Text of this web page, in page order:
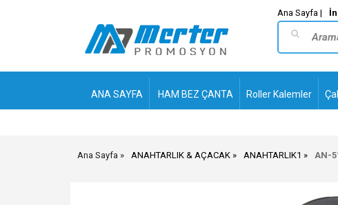
Ana Sayfa |
ANA SAYFA HAM BEZ ÇANTA Roller Kalemler
Ana Sayfa ANAHTARLIK & AÇACAK ANAHTARLIK1 AN-